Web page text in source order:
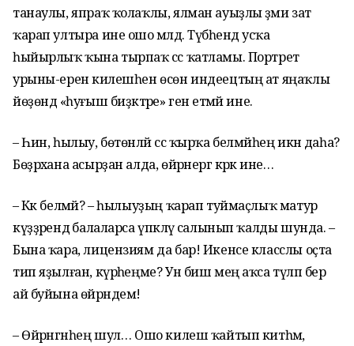
танаулы, япраҡ ҡолаҡлы, ялман ауыҙлы әҙәми зат
ҡарап ултыра ине ошо мәлдә. Түбәһендә усҡа
һыйырлыҡ ҡына тырпаҡ сәс ҡатламы. Портрет
урыны-еренә килешһен өсөн индеецтың ат яңаҡлы
йөҙөндә «һуғыш биҙәктәре» генә етмәй ине.
– Һин, һылыу, бөтөнләй сәс ҡырҡа белмәйһең икән даһа?
Бөҙрәхана асырҙан алда, өйрәнергә кәрәк ине…
– Кәк белмәй? – һылыуҙың ҡарап туймаҫлыҡ матур
күҙҙәрендә балаларса үпкәләү салынып ҡалды шунда. –
Бына ҡара, лицензиям да бар! Икенсе класслы оҫта
тип яҙылған, күрәһеңме? Ун биш мең аҡса түләп бер
ай буйына өйрәндем!
– Өйрәнгәнһең шул… Ошо килеш ҡайтып китһәм,